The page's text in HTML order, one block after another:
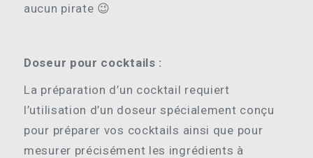
aucun pirate 😉
Doseur pour cocktails :
La préparation d’un cocktail requiert
l’utilisation d’un doseur spécialement conçu
pour préparer vos cocktails ainsi que pour
mesurer précisément les ingrédients à